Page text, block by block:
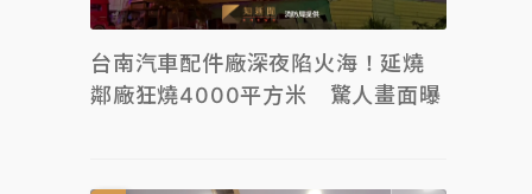
台南汽車配件廠深夜陷火海！延燒
鄰廠狂燒4000平方米 驚人畫面曝